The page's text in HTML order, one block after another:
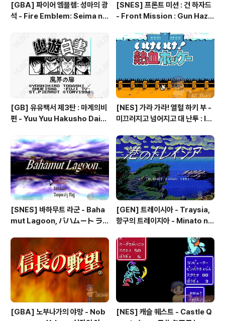
[GBA] 파이어 엠블렘: 성마의 광
석 - Fire Emblem: Seima no
ム 聖魔の光石, 파이어 엠블렘:
더 세이크리드 스톤즈 - Fire Em
blem: The Sacred Stones
[SNES] 프론트 미션 : 건 하자드
- Front Mission : Gun Haza
ズ ガンハザード
[GB] 유유백서 제3탄 : 마계의비
편 - Yuu Yuu Hakusho Dai-3
☆遊☆白書 第3弾 魔界の扉編
[NES] 가라 가라! 열혈 하키 부 -
미끄러지고 넘어지고 대 난투 : Ik
- Subette Koronde Dai Ran
tou, いけいけ熱血ホッケー部
すべってころんで大乱闘
[SNES] 바하무트 라군 - Baha
mut Lagoon, バハムート ラ
[GEN] 트레이시아 - Traysia,
항구의 트레이지아 - Minato no
[GBA] 노부나가의 야망 - Nob
[NES] 캐슬 퀘스트 - Castle Q